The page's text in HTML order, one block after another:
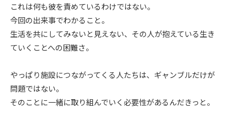
これは何も彼を責めているわけではない。
今回の出来事でわかること。
生活を共にしてみないと見えない、その人が抱えている生き
ていくことへの困難さ。
やっぱり施設につながってくる人たちは、ギャンブルだけが
問題ではない。
そのことに一緒に取り組んでいく必要性があるんだきっと。